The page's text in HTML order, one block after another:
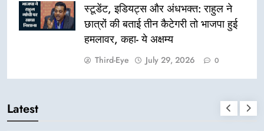
स्टूडेंट, इडियट्स और अंधभक्त: राहुल ने
छात्रों की बताई तीन कैटेगरी तो भाजपा हुई
हमलावर, कहा- ये अक्षम्य
Third-Eye July 29, 2026 0
Latest